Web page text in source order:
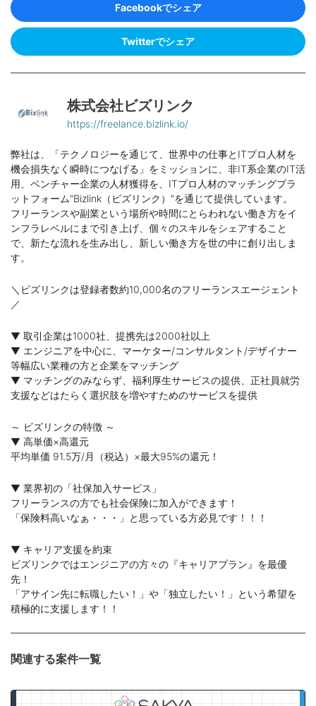
Facebookでシェア
Twitterでシェア
株式会社ビズリンク
https://freelance.bizlink.io/
弊社は、「テクノロジーを通じて、世界中の仕事とITプロ人材を
機会損失なく瞬時につなげる」をミッションに、非IT系企業のIT活
用、ベンチャー企業の人材獲得を、ITプロ人材のマッチングプラ
ットフォーム"Bizlink（ビズリンク）"を通じて提供しています。
フリーランスや副業という場所や時間にとらわれない働き方をイ
ンフラレベルにまで引き上げ、個々のスキルをシェアすること
で、新たな流れを生み出し、新しい働き方を世の中に創り出しま
す。
＼ビズリンクは登録者数約10,000名のフリーランスエージェント
／
▼ 取引企業は1000社、提携先は2000社以上
▼ エンジニアを中心に、マーケター/コンサルタント/デザイナー
等幅広い業種の方と企業をマッチング
▼ マッチングのみならず、福利厚生サービスの提供、正社員就労
支援などはたらく選択肢を増やすためのサービスを提供
～ ビズリンクの特徴 ～
▼ 高単価×高還元
平均単価 91.5万/月（税込）×最大95%の還元！
▼ 業界初の「社保加入サービス」
フリーランスの方でも社会保険に加入ができます！
「保険料高いなぁ・・・」と思っている方必見です！！！
▼ キャリア支援を約束
ビズリンクではエンジニアの方々の『キャリアプラン』を最優
先！
「アサイン先に転職したい！」や「独立したい！」という希望を
積極的に支援します！！
関連する案件一覧